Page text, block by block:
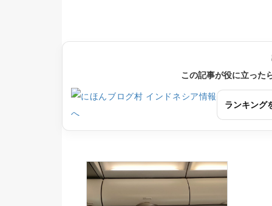
この記事が役に立った
ランキング